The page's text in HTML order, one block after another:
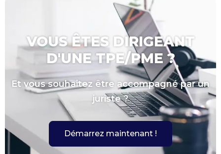
VOUS ÊTES DIRIGEANT
D'UNE TPE/PME ?
Et vous souhaitez être accompagné par un
juriste ?
Démarrez maintenant !